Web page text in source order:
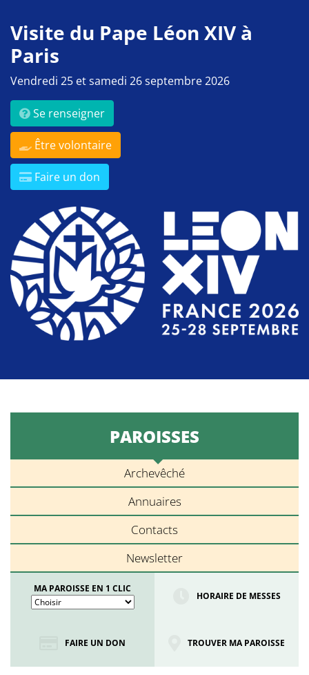
Visite du Pape Léon XIV à
Paris
Vendredi 25 et samedi 26 septembre 2026
Se renseigner
Être volontaire
Faire un don
PAROISSES
Archevêché
Annuaires
Contacts
Newsletter
MA PAROISSE EN 1 CLIC
HORAIRE DE MESSES
FAIRE UN DON TROUVER MA PAROISSE